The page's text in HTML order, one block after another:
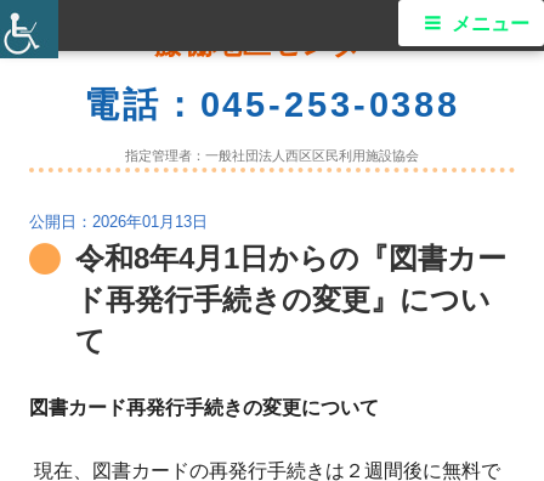
コ
ン
藤棚地区センター
電話：045-253-0388
指定管理者：一般社団法人西区区民利用施設協会
メ
メニュー
2026年01月13日
令和8年4月1日からの『図書カー
ド再発行手続きの変更』につい
て
図書カード再発行手続きの変更について
現在、図書カードの再発行手続きは２週間後に無料で